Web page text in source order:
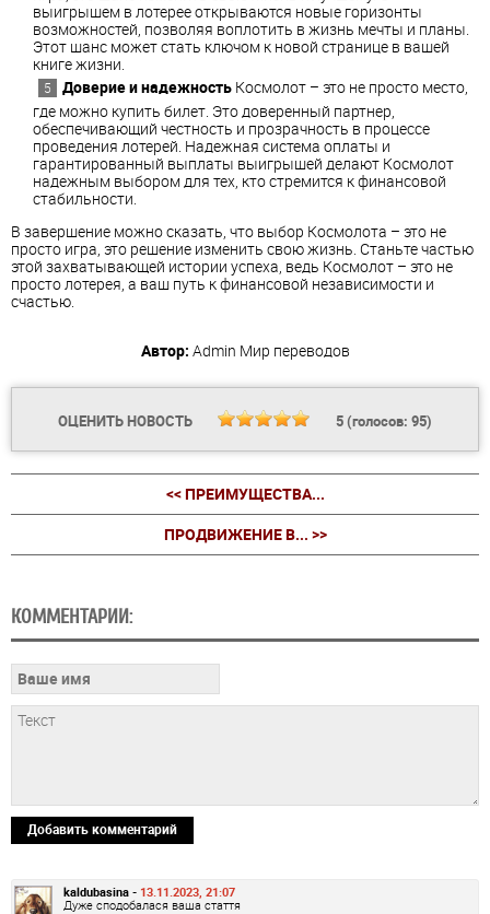
выигрышем в лотерее открываются новые горизонты
возможностей, позволяя воплотить в жизнь мечты и планы.
Этот шанс может стать ключом к новой странице в вашей
книге жизни.
Доверие и надежность Космолот – это не просто место,
где можно купить билет. Это доверенный партнер,
обеспечивающий честность и прозрачность в процессе
проведения лотерей. Надежная система оплаты и
гарантированный выплаты выигрышей делают Космолот
надежным выбором для тех, кто стремится к финансовой
стабильности.
В завершение можно сказать, что выбор Космолота – это не
просто игра, это решение изменить свою жизнь. Станьте частью
этой захватывающей истории успеха, ведь Космолот – это не
просто лотерея, а ваш путь к финансовой независимости и
счастью.
Автор: Admin Мир переводов
ОЦЕНИТЬ НОВОСТЬ 5(голосов: 95)
<< ПРЕИМУЩЕСТВА...
ПРОДВИЖЕНИЕ В... >>
КОММЕНТАРИИ:
Добавить комментарий
kaldubasina - 13.11.2023, 21:07
Дуже сподобалася ваша стаття